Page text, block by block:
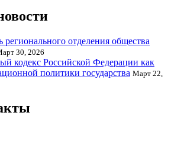
регионального отделения общества
30, 2026
кодекс Российской Федерации как
политики государства Март 22,